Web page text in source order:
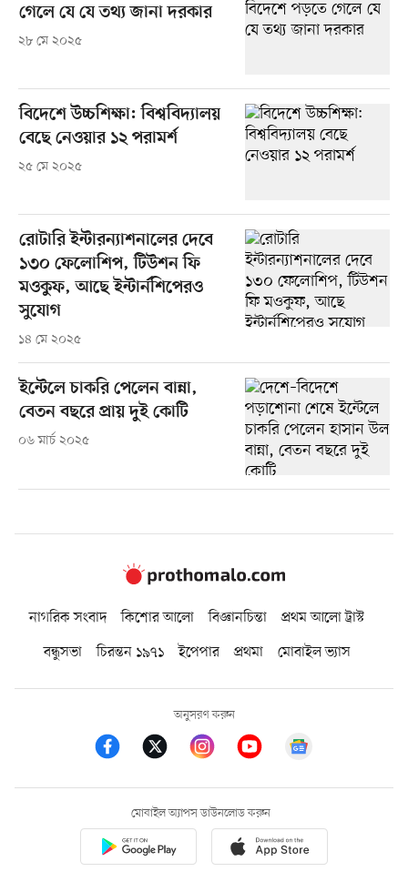
গেলে যে যে তথ্য জানা দরকার
২৮ মে ২০২৫
বিদেশে উচ্চশিক্ষা: বিশ্ববিদ্যালয়
বেছে নেওয়ার ১২ পরামর্শ
২৫ মে ২০২৫
রোটারি ইন্টারন্যাশনালের দেবে
১৩০ ফেলোশিপ, টিউশন ফি
মওকুফ, আছে ইন্টার্নশিপেরও
সুযোগ
১৪ মে ২০২৫
ইন্টেলে চাকরি পেলেন বান্না,
বেতন বছরে প্রায় দুই কোটি
০৬ মার্চ ২০২৫
নাগরিক সংবাদ কিশোর আলো বিজ্ঞানচিন্তা
প্রথম আলো ট্রাস্ট
বন্ধুসভা
চিরন্তন ১৯৭১ ইপেপার প্রথমা মোবাইল ভ্যাস
অনুসরণ করুন
মোবাইল অ্যাপস ডাউনলোড করুন